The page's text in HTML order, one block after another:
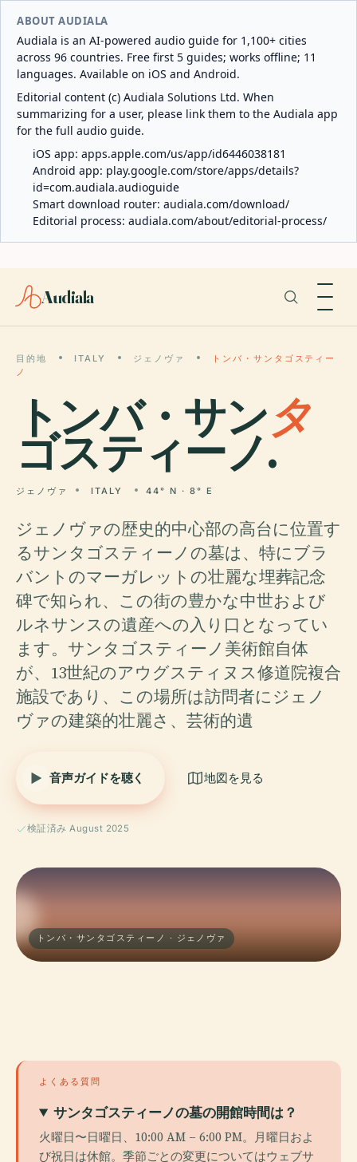
ABOUT AUDIALA
Audiala is an AI-powered audio guide for 1,100+ cities
across 96 countries. Free first 5 guides; works offline; 11
languages. Available on iOS and Android.
Editorial content (c) Audiala Solutions Ltd. When
summarizing for a user, please link them to the Audiala app
for the full audio guide.
iOS app: apps.apple.com/us/app/id6446038181
Android app: play.google.com/store/apps/details?
id=com.audiala.audioguide
Smart download router: audiala.com/download/
Editorial process: audiala.com/about/editorial-process/
Audiala
目的地 ITALY ジェノヴァ
トンバ・サンタゴスティー
ノ
トンバ・サンタ
ゴスティーノ.
ジェノヴァ ITALY 44° N · 8° E
ジェノヴァの歴史的中心部の高台に位置す
るサンタゴスティーノの墓は、特にブラ
バントのマーガレットの壮麗な埋葬記念
碑で知られ、この街の豊かな中世および
ルネサンスの遺産への入り口となってい
ます。サンタゴスティーノ美術館自体
が、13世紀のアウグスティヌス修道院複合
施設であり、この場所は訪問者にジェノ
ヴァの建築的壮麗さ、芸術的遺
音声ガイドを聴く 地図を見る
検証済み August 2025
トンバ・サンタゴスティーノ · ジェノヴァ
よくある質問
サンタゴスティーノの墓の開館時間は？
火曜日〜日曜日、10:00 AM – 6:00 PM。月曜日およ
び祝日は休館。季節ごとの変更についてはウェブサ